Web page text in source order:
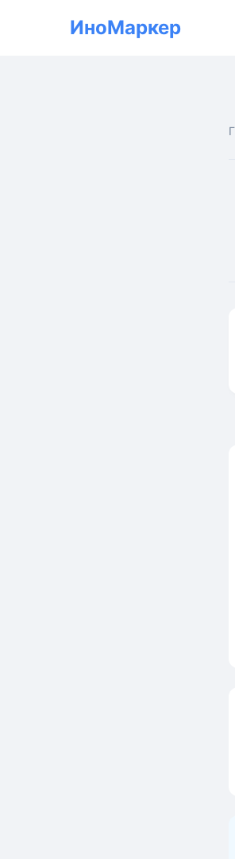
ИноМаркер